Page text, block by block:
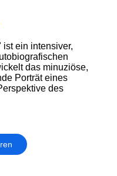
ein intensiver,
das minuziöse,
Porträt eines
des